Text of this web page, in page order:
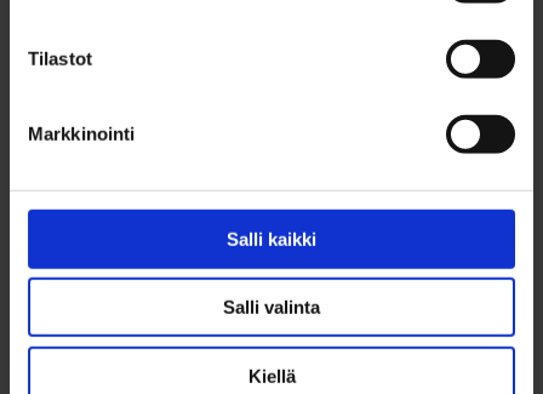
Tilastot
Markkinointi
Salli kaikki
Salli valinta
Kiellä
helmikuu 2021
joulukuu 2020
marraskuu 2020
syyskuu 2020
heinäkuu 2020